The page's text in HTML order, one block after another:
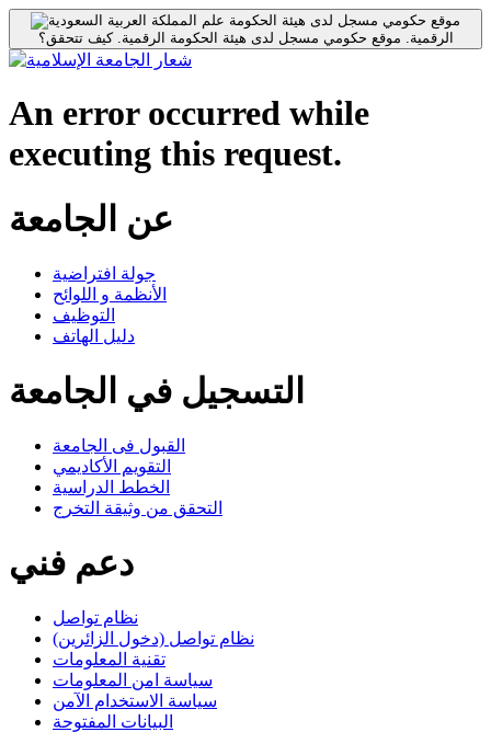
موقع حكومي مسجل لدى هيئة الحكومة
الرقمية. موقع حكومي مسجل لدى هيئة الحكومة الرقمية.كيف تتحقق؟
An error occurred while
executing this request.
عن الجامعة
جولة افتراضية
الأنظمة و اللوائح
التوظيف
دليل الهاتف
التسجيل في الجامعة
القبول فى الجامعة
التقويم الأكاديمي
الخطط الدراسية
التحقق من وثيقة التخرج
دعم فني
نظام تواصل
نظام تواصل (دخول الزائرين)
تقنية المعلومات
سياسة امن المعلومات
سياسة الاستخدام الآمن
البيانات المفتوحة